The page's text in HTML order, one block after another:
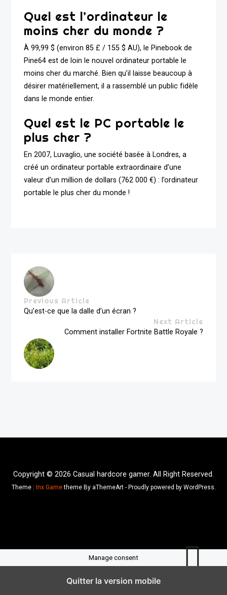
Quel est l’ordinateur le
moins cher du monde ?
À 99,99 $ (environ 85 £ / 155 $ AU), le Pinebook de
Pine64 est de loin le nouvel ordinateur portable le
moins cher du marché. Bien qu’il laisse beaucoup à
désirer matériellement, il a rassemblé un public fidèle
dans le monde entier.
Quel est le PC portable le
plus cher ?
En 2007, Luvaglio, une société basée à Londres, a
créé un ordinateur portable extraordinaire d’une
valeur d’un million de dollars (762 000 €) : l’ordinateur
portable le plus cher du monde !
Previous Article
Qu’est-ce que la dalle d’un écran ?
Next Article
Comment installer Fortnite Battle Royale ?
Copyright © 2026 Casual hardcore gamer. All Right Reserved.
Theme : Inx Gametheme By aThemeArt - Proudly powered by WordPress.
Manage consent
Quitter la version mobile